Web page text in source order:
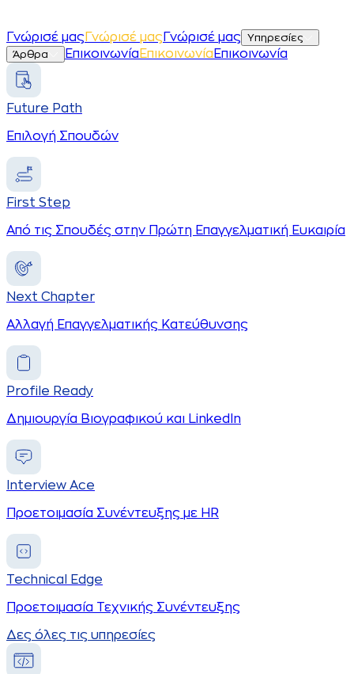
Γνώρισέ μαςΓνώρισέ μας Γνώρισέ μας
Υπηρεσίες
Άρθρα
Επικοινωνία Επικοινωνία Επικοινωνία
Future Path
Επιλογή Σπουδών
First Step
Από τις Σπουδές στην Πρώτη Επαγγελματική Ευκαιρία
Next Chapter
Αλλαγή Επαγγελματικής Κατεύθυνσης
Profile Ready
Δημιουργία Βιογραφικού και LinkedIn
Interview Ace
Προετοιμασία Συνέντευξης με HR
Technical Edge
Προετοιμασία Τεχνικής Συνέντευξης
Δες όλες τις υπηρεσίες